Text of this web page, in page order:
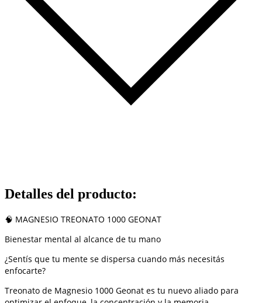
Detalles del producto:
🧠 MAGNESIO TREONATO 1000 GEONAT
Bienestar mental al alcance de tu mano
¿Sentís que tu mente se dispersa cuando más necesitás
enfocarte?
Treonato de Magnesio 1000 Geonat es tu nuevo aliado para